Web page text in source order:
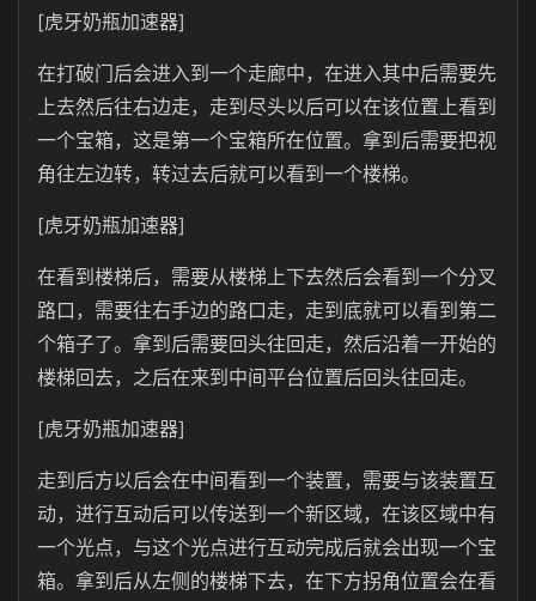
[虎牙奶瓶加速器]
在打破门后会进入到一个走廊中，在进入其中后需要先
上去然后往右边走，走到尽头以后可以在该位置上看到
一个宝箱，这是第一个宝箱所在位置。拿到后需要把视
角往左边转，转过去后就可以看到一个楼梯。
[虎牙奶瓶加速器]
在看到楼梯后，需要从楼梯上下去然后会看到一个分叉
路口，需要往右手边的路口走，走到底就可以看到第二
个箱子了。拿到后需要回头往回走，然后沿着一开始的
楼梯回去，之后在来到中间平台位置后回头往回走。
[虎牙奶瓶加速器]
走到后方以后会在中间看到一个装置，需要与该装置互
动，进行互动后可以传送到一个新区域，在该区域中有
一个光点，与这个光点进行互动完成后就会出现一个宝
箱。拿到后从左侧的楼梯下去，在下方拐角位置会在看